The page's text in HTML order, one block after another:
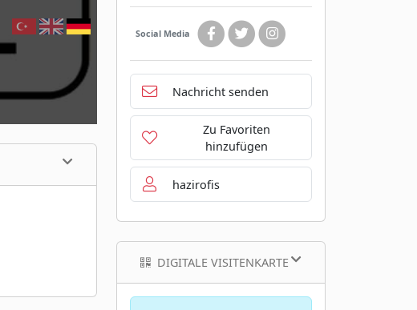
Social Media
Nachricht senden
Zu Favoriten
hinzufügen
hazirofis
DIGITALE VISITENKARTE